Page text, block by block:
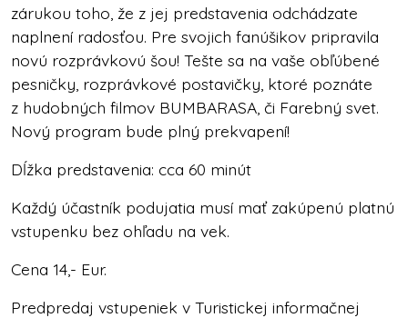
zárukou toho, že z jej predstavenia odchádzate
naplnení radosťou. Pre svojich fanúšikov pripravila
novú rozprávkovú šou! Tešte sa na vaše obľúbené
pesničky, rozprávkové postavičky, ktoré poznáte
z hudobných filmov BUMBARASA, či Farebný svet.
Nový program bude plný prekvapení!
Dĺžka predstavenia: cca 60 minút
Každý účastník podujatia musí mať zakúpenú platnú
vstupenku bez ohľadu na vek.
Cena 14,- Eur.
Predpredaj vstupeniek v Turistickej informačnej